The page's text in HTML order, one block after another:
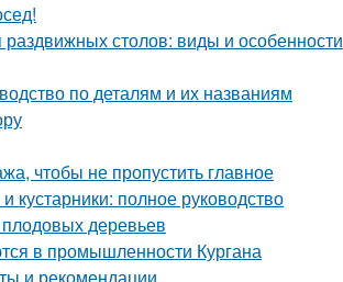
столов: виды и особенности
по деталям и их названиям
чтобы не пропустить главное
кустарники: полное руководство
деревьев
в промышленности Кургана